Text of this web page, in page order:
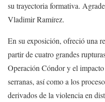
su trayectoria formativa.
Vladimir Ramírez.
En su exposición, ofreció una
partir de cuatro grandes
Operación Cóndor y el
serranas, así como a los
derivados de la violencia en